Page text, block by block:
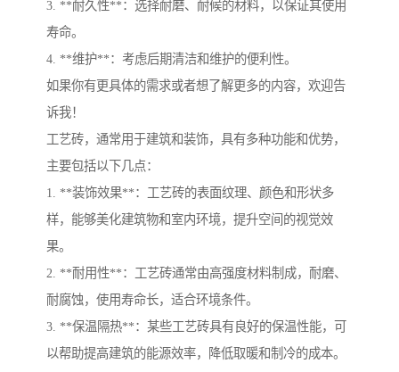
3. **耐久性**：选择耐磨、耐候的材料，以保证其使用
寿命。
4. **维护**：考虑后期清洁和维护的便利性。
如果你有更具体的需求或者想了解更多的内容，欢迎告
诉我！
工艺砖，通常用于建筑和装饰，具有多种功能和优势，
主要包括以下几点：
1. **装饰效果**：工艺砖的表面纹理、颜色和形状多
样，能够美化建筑物和室内环境，提升空间的视觉效
果。
2. **耐用性**：工艺砖通常由高强度材料制成，耐磨、
耐腐蚀，使用寿命长，适合环境条件。
3. **保温隔热**：某些工艺砖具有良好的保温性能，可
以帮助提高建筑的能源效率，降低取暖和制冷的成本。